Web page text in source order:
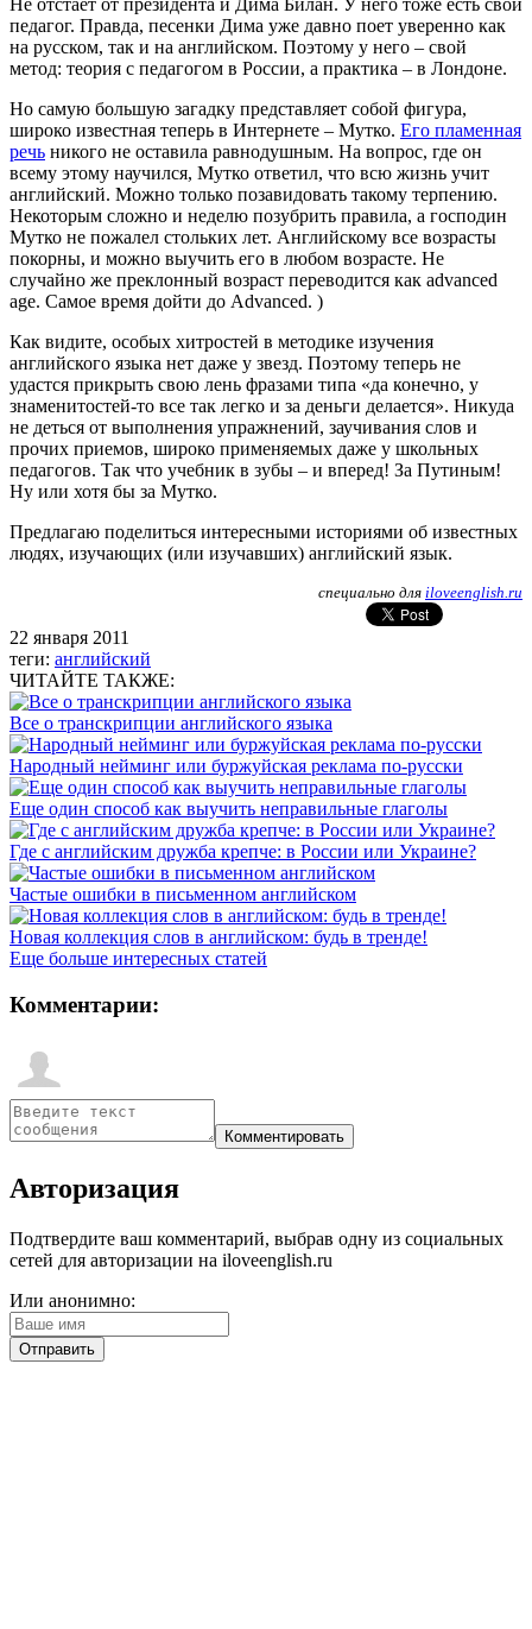
педагог. Правда, песенки Дима уже давно поет уверенно как
на русском, так и на английском. Поэтому у него – свой
метод: теория с педагогом в России, а практика – в Лондоне.
Но самую большую загадку представляет собой фигура,
широко известная теперь в Интернете – Мутко. Его пламенная
речь никого не оставила равнодушным. На вопрос, где он
всему этому научился, Мутко ответил, что всю жизнь учит
английский. Можно только позавидовать такому терпению.
Некоторым сложно и неделю позубрить правила, а господин
Мутко не пожалел стольких лет. Английскому все возрасты
покорны, и можно выучить его в любом возрасте. Не
случайно же преклонный возраст переводится как advanced
age. Самое время дойти до Advanced. )
Как видите, особых хитростей в методике изучения
английского языка нет даже у звезд. Поэтому теперь не
удастся прикрыть свою лень фразами типа «да конечно, у
знаменитостей-то все так легко и за деньги делается». Никуда
не деться от выполнения упражнений, заучивания слов и
прочих приемов, широко применяемых даже у школьных
педагогов. Так что учебник в зубы – и вперед! За Путиным!
Ну или хотя бы за Мутко.
Предлагаю поделиться интересными историями об известных
людях, изучающих (или изучавших) английский язык.
специально для iloveenglish.ru
22 января 2011
теги: английский
ЧИТАЙТЕ ТАКЖЕ:
Все о транскрипции английского языка
Народный нейминг или буржуйская реклама по-русски
Еще один способ как выучить неправильные глаголы
Где с английским дружба крепче: в России или Украине?
Частые ошибки в письменном английском
Новая коллекция слов в английском: будь в тренде!
Еще больше интересных статей
Комментарии:
Авторизация
Подтвердите ваш комментарий, выбрав одну из социальных
сетей для авторизации на iloveenglish.ru
Или анонимно: